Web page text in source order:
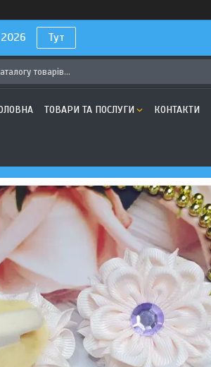
Тут
ТОВАРИ ТА ПОСЛУГИ КОНТАКТИ